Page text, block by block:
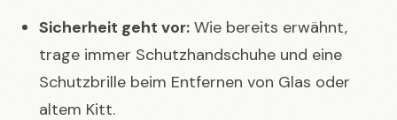
Sicherheit geht vor: Wie bereits erwähnt,
trage immer Schutzhandschuhe und eine
Schutzbrille beim Entfernen von Glas oder
altem Kitt.